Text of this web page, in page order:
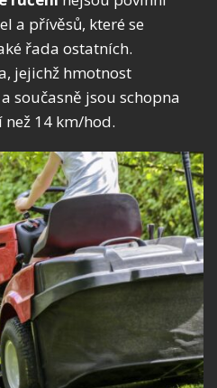
a přívěsů, které se
řada ostatních.
jejichž hmotnost
současně jsou schopna
14 km/hod.